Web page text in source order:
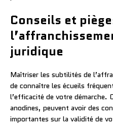
Conseils et
juridique
Maîtriser les subtilités de
de connaître les écueils
l’efficacité de votre démarche.
anodines, peuvent avoir des
importantes sur la validité de